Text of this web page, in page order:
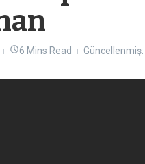
6 Mins Read